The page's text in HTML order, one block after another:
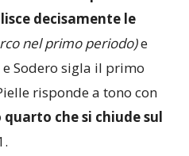
decisamente le
nel primo periodo)e
Sodero sigla il primo
risponde a tono con
quarto che si chiude sul